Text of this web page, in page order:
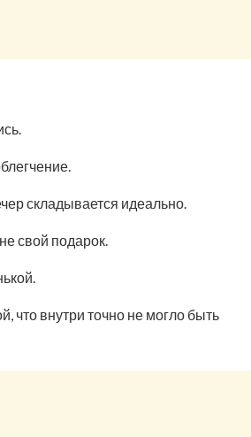
складывается идеально.
свой подарок.
что внутри точно не могло быть